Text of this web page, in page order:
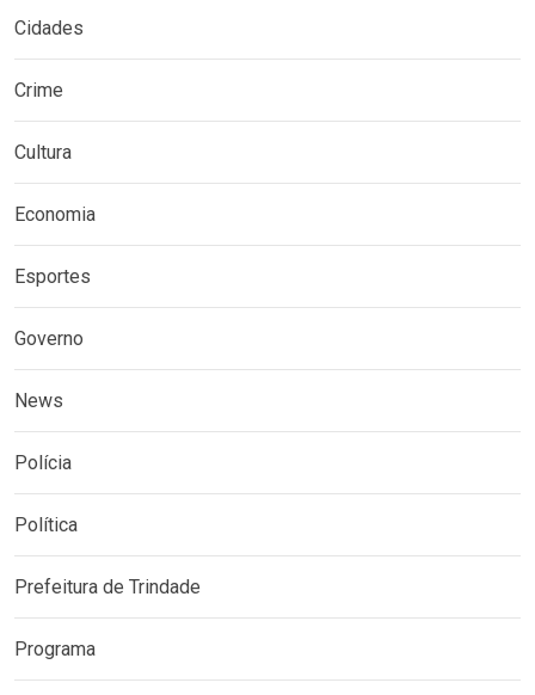
Cidades
Crime
Cultura
Economia
Esportes
Governo
News
Polícia
Política
Prefeitura de Trindade
Programa